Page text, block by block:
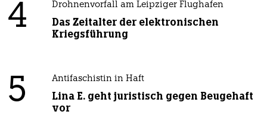
4 Drohnenvorfall am Leipziger Flughafen
Das Zeitalter der elektronischen
Kriegsführung
5 Antifaschistin in Haft
Lina E. geht juristisch gegen Beugehaft
vor